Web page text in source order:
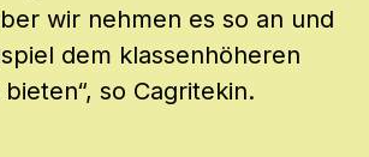
wir nehmen es so an und
dem klassenhöheren
so Cagritekin.